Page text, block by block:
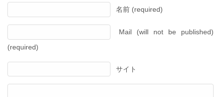
名前 (required)
Mail (will not be published)
(required)
サイト